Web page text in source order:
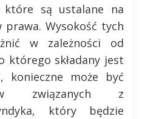
które są ustalane na
Wysokość tych
w zależności od
którego składany jest
konieczne może być
związanych z
który będzie